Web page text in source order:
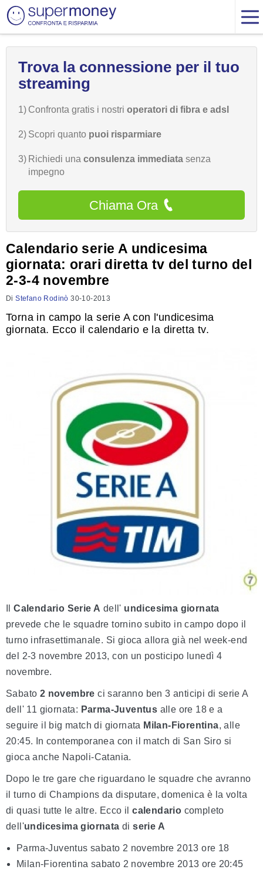
Trova la connessione per il tuo
streaming
1) Confronta gratis i nostri operatori di fibra e adsl
2) Scopri quanto puoi risparmiare
3) Richiedi una consulenza immediata senza
impegno
Chiama Ora
Calendario serie A undicesima
giornata: orari diretta tv del turno del
2-3-4 novembre
DiStefano Rodinò 30-10-2013
Torna in campo la serie A con l'undicesima
giornata. Ecco il calendario e la diretta tv.
IlCalendario Serie A dell' undicesima giornata
prevede che le squadre tornino subito in campo dopo il
turno infrasettimanale. Si gioca allora già nel week-end
del 2-3 novembre 2013, con un posticipo lunedì 4
novembre.
Sabato 2 novembre ci saranno ben 3 anticipi di serie A
dell' 11 giornata: Parma-Juventus alle ore 18 e a
seguire il big match di giornata Milan-Fiorentina, alle
20:45. In contemporanea con il match di San Siro si
gioca anche Napoli-Catania.
Dopo le tre gare che riguardano le squadre che avranno
il turno di Champions da disputare, domenica è la volta
di quasi tutte le altre. Ecco ilcalendario completo
dell'undicesima giornata diserie A
Parma-Juventus sabato 2 novembre 2013 ore 18
Milan-Fiorentina sabato 2 novembre 2013 ore 20:45